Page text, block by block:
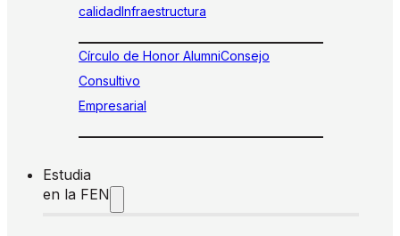
calidadInfraestructura
Círculo de Honor AlumniConsejo
Consultivo
Empresarial
Estudia
en la FEN